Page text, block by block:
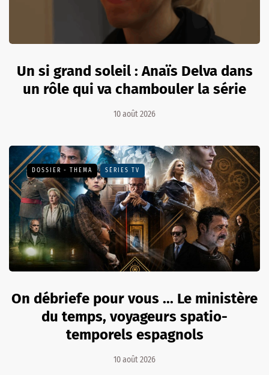
Un si grand soleil : Anaïs Delva dans
un rôle qui va chambouler la série
10 août 2026
DOSSIER - THEMA SÉRIES TV
On débriefe pour vous ... Le ministère
du temps, voyageurs spatio-
temporels espagnols
10 août 2026